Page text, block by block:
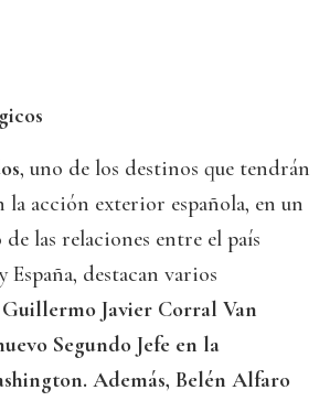
, uno de los destinos que tendrán
la acción exterior española, en un
las relaciones entre el país
destacan varios
Guillermo Javier Corral Van
Segundo Jefe en la
Además, Belén Alfaro